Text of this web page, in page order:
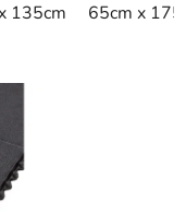
135cm 65cm x